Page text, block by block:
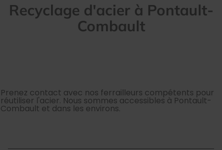
Recyclage d'acier à Pontault-
Combault
Prenez contact avec nos ferrailleurs compétents pour
réutiliser l'acier. Nous sommes accessibles à Pontault-
Combault et dans les environs.